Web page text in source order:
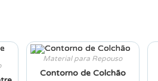
Material para Repouso
Contorno de Colchão